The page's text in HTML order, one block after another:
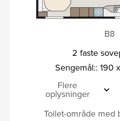
B8
2 faste
Sengemål:: 190
Flere
oplysninger
Toilet-område med